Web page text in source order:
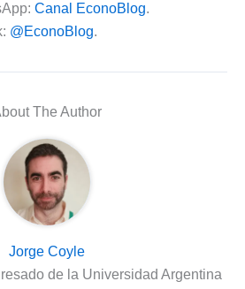
Canal EconoBlog.
@EconoBlog.
The Author
Jorge Coyle
de la Universidad Argentina